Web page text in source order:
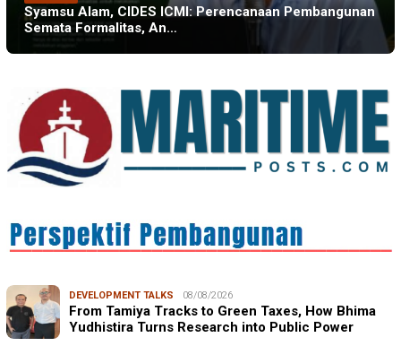
Syamsu Alam, CIDES ICMI: Perencanaan Pembangunan
Semata Formalitas, An…
DEVELOPMENT TALKS 08/08/2026
From Tamiya Tracks to Green Taxes, How Bhima
Yudhistira Turns Research into Public Power